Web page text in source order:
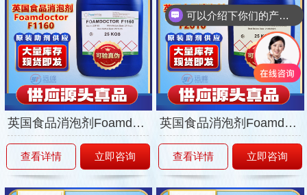
英国食品消泡剂Foamdoctor-F1160
查看详情 立即咨询
英国食品消泡剂Foamdoctor-F2010
查看详情 立即咨询
可以介绍下你们的产品么